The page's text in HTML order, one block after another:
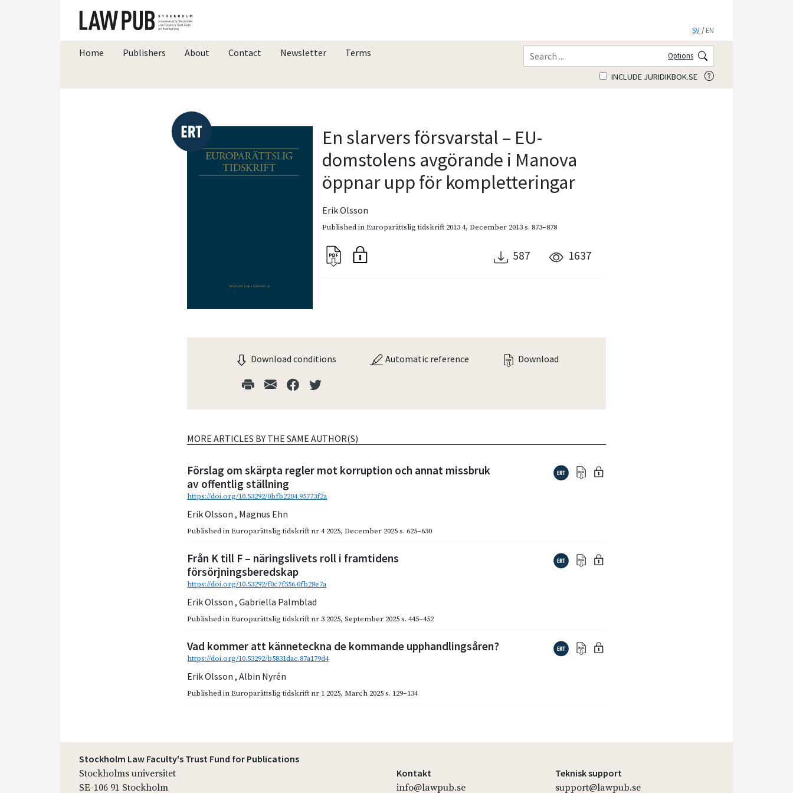
SV /EN
Home Publishers About Contact Newsletter Terms Options
INCLUDE JURIDIKBOK.SE
En slarvers försvarstal – EU-
domstolens avgörande i Manova
öppnar upp för kompletteringar
Erik Olsson
Published inEuroparättslig tidskrift 2013 4,December 2013s. 873–878
587 1637
Download conditions Automatic reference Download
MORE ARTICLES BY THE SAME AUTHOR(S)
Förslag om skärpta regler mot korruption och annat missbruk
av offentlig ställning
https://doi.org/10.53292/0bfb2204.95773f2a
Erik Olsson, Magnus Ehn
Published inEuroparättslig tidskrift nr 4 2025,December 2025 s. 625–630
Från K till F – näringslivets roll i framtidens
försörjningsberedskap
https://doi.org/10.53292/f0c7f556.0fb28e7a
Erik Olsson,Gabriella Palmblad
Published inEuroparättslig tidskrift nr 3 2025,September 2025 s. 445–452
Vad kommer att känneteckna de kommande upphandlingsåren?
https://doi.org/10.53292/b5831dac.87a179d4
Erik Olsson,Albin Nyrén
Published inEuroparättslig tidskrift nr 1 2025,March 2025 s. 129–134
Stockholm Law Faculty's Trust Fund for Publications
Stockholms universitet
SE-106 91 Stockholm
Kontakt
info@lawpub.se
Teknisk support
support@lawpub.se